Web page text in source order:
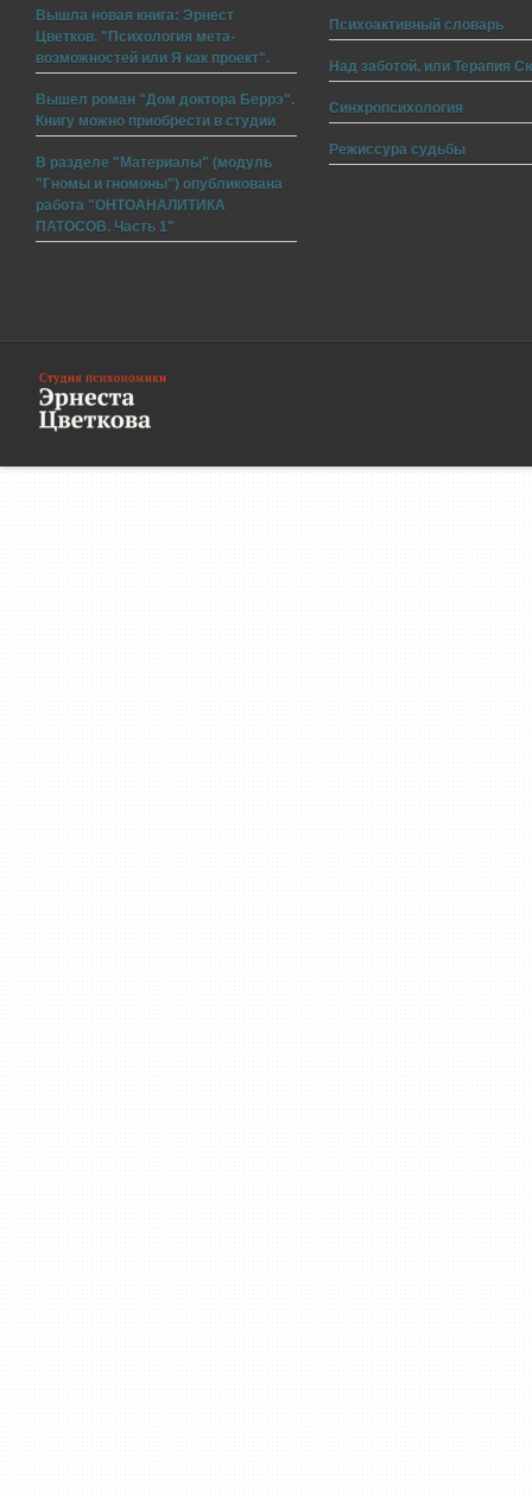
Вышла новая книга: Эрнест
Цветков. "Психология мета-
возможностей или Я как проект".
Вышел роман "Дом доктора Беррэ".
Книгу можно приобрести в студии
В разделе "Материалы" (модуль
"Гномы и гномоны") опубликована
работа "ОНТОАНАЛИТИКА
ПАТОСОВ. Часть 1"
Психоактивный словарь
Над заботой, или Терапия
Синхропсихология
Режиссура судьбы